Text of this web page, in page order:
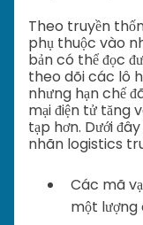
Theo truyền
phụ thuộc vào
bản có thể đọc
theo dõi các lô
nhưng hạn chế
mại điện tử tăng
tạp hơn. Dưới
nhãn logistics
Các mã
một lượng